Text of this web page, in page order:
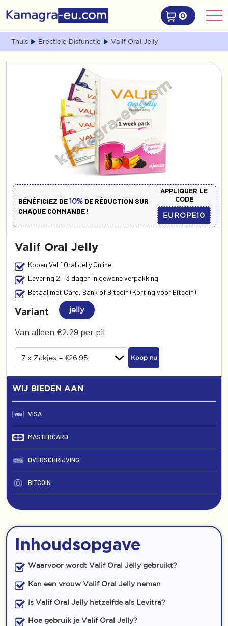
0
Thuis Erectiele Disfunctie Valif Oral Jelly
BÉNÉFICIEZ DE10% DE RÉDUCTION SUR
CHAQUE COMMANDE !
APPLIQUER LE
CODE
EUROPE10
Valif Oral Jelly
Kopen Valif Oral Jelly Online
Levering 2 – 3 dagen in gewone verpakking
Betaal met Card, Bank of Bitcoin (Korting voor Bitcoin)
Variant jelly
Van alleen €2.29 per pil
Koop nu
WIJ BIEDEN AAN
VISA
MASTERCARD
OVERSCHRIJVING
BITCOIN
Inhoudsopgave
Waarvoor wordt Valif Oral Jelly gebruikt?
Kan een vrouw Valif Oral Jelly nemen
Is Valif Oral Jelly hetzelfde als Levitra?
Hoe gebruik je Valif Oral Jelly?